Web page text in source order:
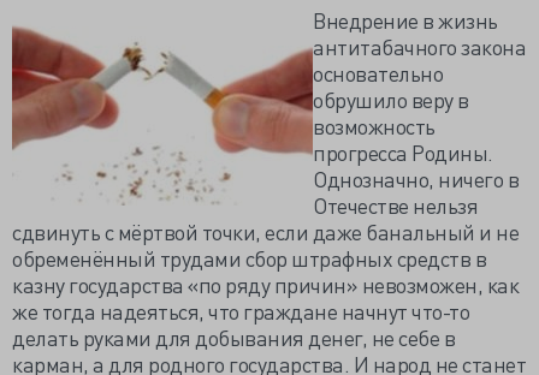
Внедрение в жизнь
антитабачного закона
основательно
обрушило веру в
возможность
прогресса Родины.
Однозначно, ничего в
Отечестве нельзя
сдвинуть с мёртвой точки, если даже банальный и не
обременённый трудами сбор штрафных средств в
казну государства «по ряду причин» невозможен, как
же тогда надеяться, что граждане начнут что-то
делать руками для добывания денег, не себе в
карман, а для родного государства. И народ не станет